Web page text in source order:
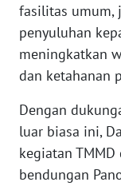
fasilitas umum,
penyuluhan
meningkatkan
dan ketahanan
Dengan
luar biasa ini,
kegiatan
bendungan
WN
MAJALENGKA
SUBANG
WN
SUKABUMI